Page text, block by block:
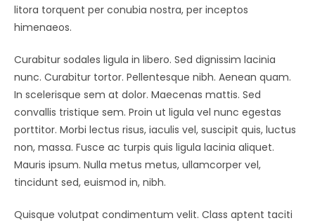
litora torquent per conubia nostra, per inceptos
himenaeos.
Curabitur sodales ligula in libero. Sed dignissim lacinia
nunc. Curabitur tortor. Pellentesque nibh. Aenean quam.
In scelerisque sem at dolor. Maecenas mattis. Sed
convallis tristique sem. Proin ut ligula vel nunc egestas
porttitor. Morbi lectus risus, iaculis vel, suscipit quis, luctus
non, massa. Fusce ac turpis quis ligula lacinia aliquet.
Mauris ipsum. Nulla metus metus, ullamcorper vel,
tincidunt sed, euismod in, nibh.
Quisque volutpat condimentum velit. Class aptent taciti